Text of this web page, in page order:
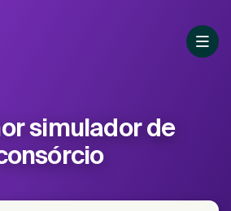
simulador de